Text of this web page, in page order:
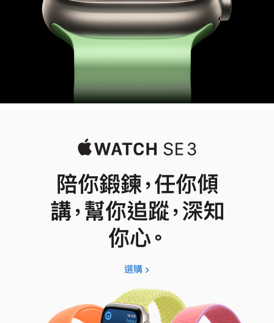
陪你鍛鍊，任你傾
講，幫你追蹤，深知
你心。
選購Apple
SE
3